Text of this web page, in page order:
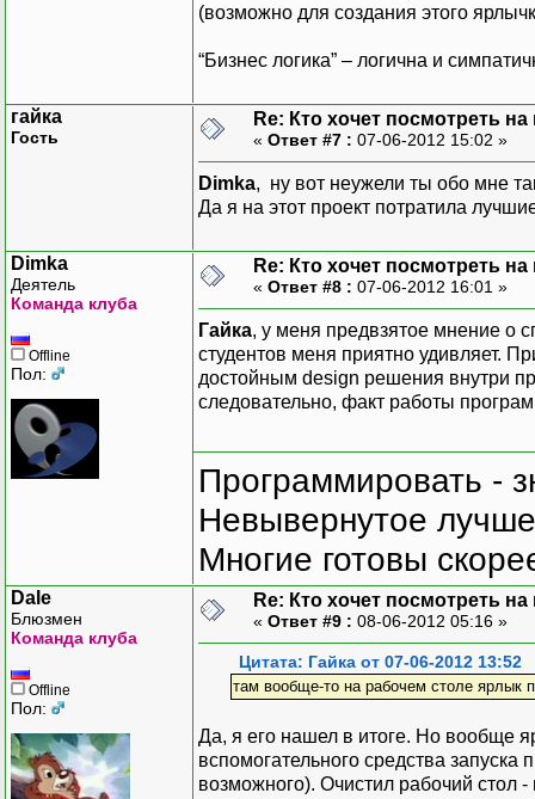
</configuration>
При включенной отладке
пересылается отладчику
(возможно для создания этого
“Бизнес логика” – логична и
гайка
Гость
Re: Кто хочет посмотреть
« Ответ #7 : 07-06-2012 15:02 »
Dimka, ну вот неужели ты обо мне
Да я на этот проект потратила
Dimka
Деятель
Команда клуба
Offline
Пол:
Re: Кто хочет посмотреть
« Ответ #8 : 07-06-2012 16:01 »
Гайка, у меня предвзятое мнение о
студентов меня приятно удивляет.
достойным design решения внутри
следовательно, факт работы
Программировать -
Невывернутое
Многие готовы
Dale
Блюзмен
Команда клуба
Offline
Пол:
Re: Кто хочет посмотреть
« Ответ #9 : 08-06-2012 05:16 »
Цитата: Гайка от 07-06-2012 13:52
там вообще-то на рабочем столе ярлык
Да, я его нашел в итоге. Но вообще
вспомогательного средства
возможного). Очистил рабочий стол